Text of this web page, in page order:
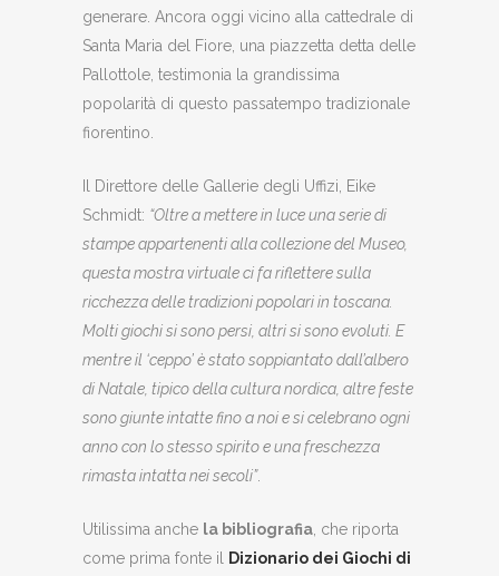
generare. Ancora oggi vicino alla cattedrale di
Santa Maria del Fiore, una piazzetta detta delle
Pallottole, testimonia la grandissima
popolarità di questo passatempo tradizionale
fiorentino.
Il Direttore delle Gallerie degli Uffizi, Eike
Schmidt: “Oltre a mettere in luce una serie di
stampe appartenenti alla collezione del Museo,
questa mostra virtuale ci fa riflettere sulla
ricchezza delle tradizioni popolari in toscana.
Molti giochi si sono persi, altri si sono evoluti. E
mentre il ‘ceppo’ è stato soppiantato dall’albero
di Natale, tipico della cultura nordica, altre feste
sono giunte intatte fino a noi e si celebrano ogni
anno con lo stesso spirito e una freschezza
rimasta intatta nei secoli”.
Utilissima anche la bibliografia , che riporta
come prima fonte il
Dizionario dei Giochi di